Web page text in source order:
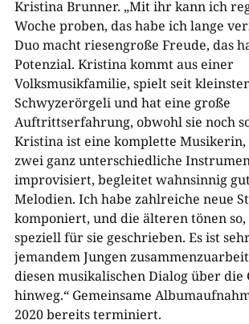
Kristina Brunner. „Mit ihr kann ich
Woche proben, das habe ich lange
Duo macht riesengroße Freude, das
Potenzial. Kristina kommt aus einer
Volksmusikfamilie, spielt seit
Schwyzerörgeli und hat eine große
Auftrittserfahrung, obwohl sie noch
Kristina ist eine komplette
zwei ganz unterschiedliche
improvisiert, begleitet wahnsinnig
Melodien. Ich habe zahlreiche neue
komponiert, und die älteren tönen so,
speziell für sie geschrieben. Es ist
jemandem Jungen
diesen musikalischen Dialog über die
hinweg.“ Gemeinsame
2020 bereits terminiert.